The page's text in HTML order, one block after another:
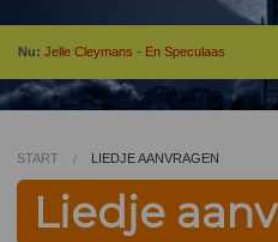
Nu: Jelle Cleymans - En Speculaas
START LIEDJE AANVRAGEN
Liedje